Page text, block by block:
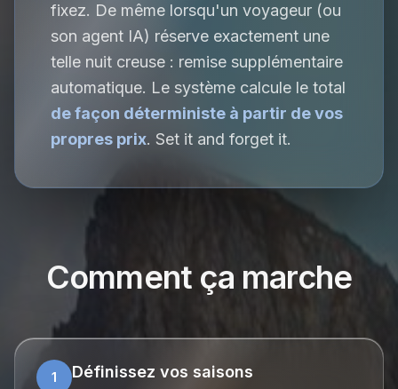
fixez. De même lorsqu'un voyageur (ou
son agent IA) réserve exactement une
telle nuit creuse : remise supplémentaire
automatique. Le système calcule le total
de façon déterministe à partir de vos
propres prix. Set it and forget it.
Comment ça marche
1 Définissez vos saisons